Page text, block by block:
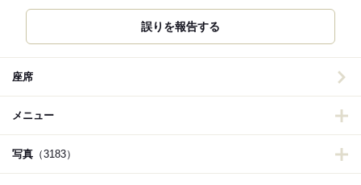
誤りを報告する
座席
メニュー
写真 （3183）